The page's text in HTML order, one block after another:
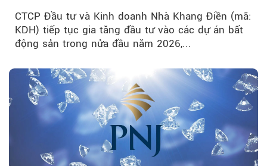
CTCP Đầu tư và Kinh doanh Nhà Khang Điền (mã:
KDH) tiếp tục gia tăng đầu tư vào các dự án bất
động sản trong nửa đầu năm 2026,...